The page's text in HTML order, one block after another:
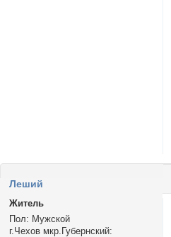
Леший
Житель
Пол: Мужской
г.Чехов мкр.Губернский: